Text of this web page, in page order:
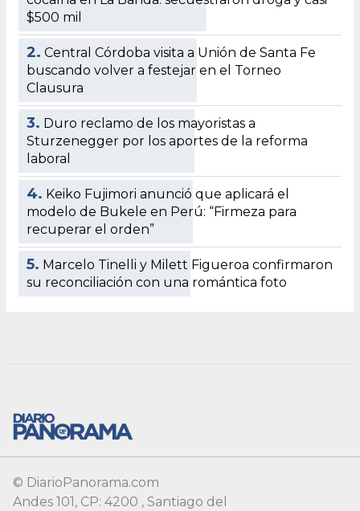
© DiarioPanorama.com
Andes 101, CP: 4200 , Santiago del